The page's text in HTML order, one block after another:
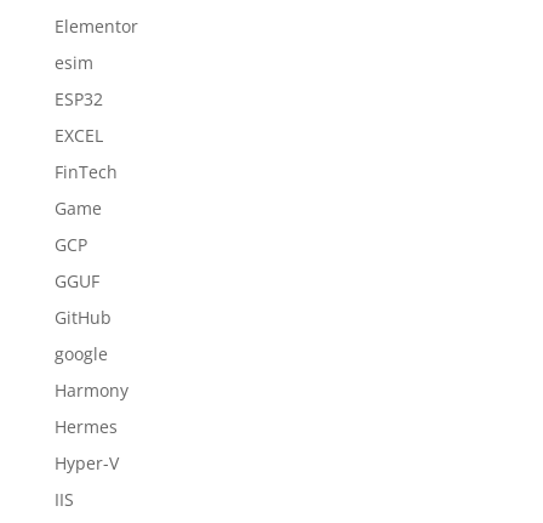
Elementor
esim
ESP32
EXCEL
FinTech
Game
GCP
GGUF
GitHub
google
Harmony
Hermes
Hyper-V
IIS